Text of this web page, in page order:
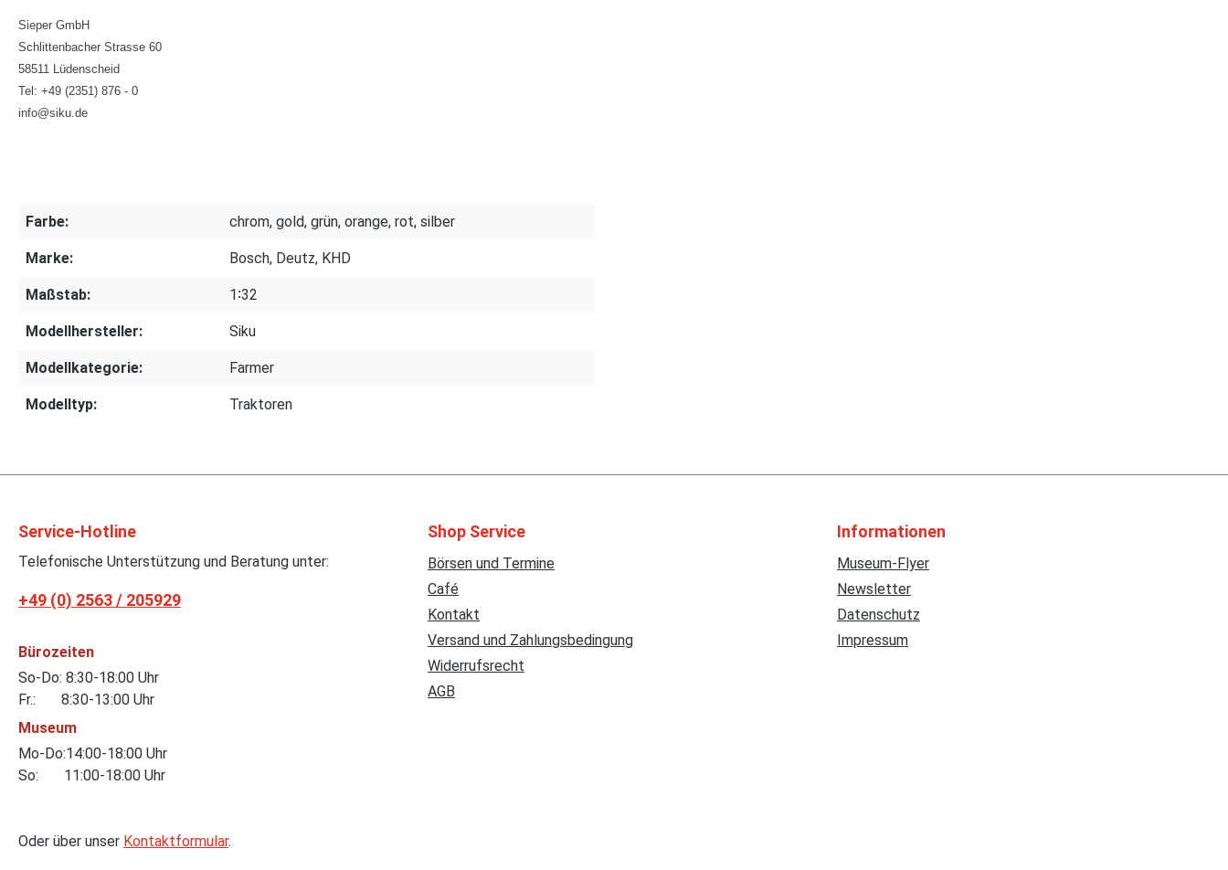
Sieper GmbH
Schlittenbacher Strasse 60
58511 Lüdenscheid
Tel: +49 (2351) 876 - 0
info@siku.de
Farbe: chrom, gold, grün, orange, rot, silber
Marke: Bosch, Deutz, KHD
Maßstab: 1∶32
Modellhersteller: Siku
Modellkategorie: Farmer
Modelltyp: Traktoren
Service-Hotline
Telefonische Unterstützung und Beratung unter:
+49 (0) 2563 / 205929
Bürozeiten
So-Do: 8:30-18:00 Uhr
Fr.: 8:30-13:00 Uhr
Museum
Mo-Do:14:00-18:00 Uhr
So: 11:00-18:00 Uhr
Oder über unser Kontaktformular.
Shop Service
Börsen und Termine
Café
Kontakt
Versand und Zahlungsbedingung
Widerrufsrecht
AGB
Informationen
Museum-Flyer
Newsletter
Datenschutz
Impressum